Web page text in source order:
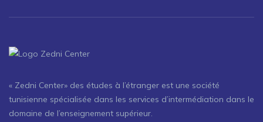
« Zedni Center» des études à l’étranger est une société
tunisienne spécialisée dans les services d’intermédiation dans le
domaine de l’enseignement supérieur.